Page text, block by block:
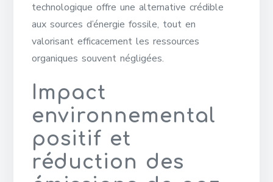
technologique offre une alternative crédible
aux sources d’énergie fossile, tout en
valorisant efficacement les ressources
organiques souvent négligées.
Impact
environnemental
positif et
réduction des